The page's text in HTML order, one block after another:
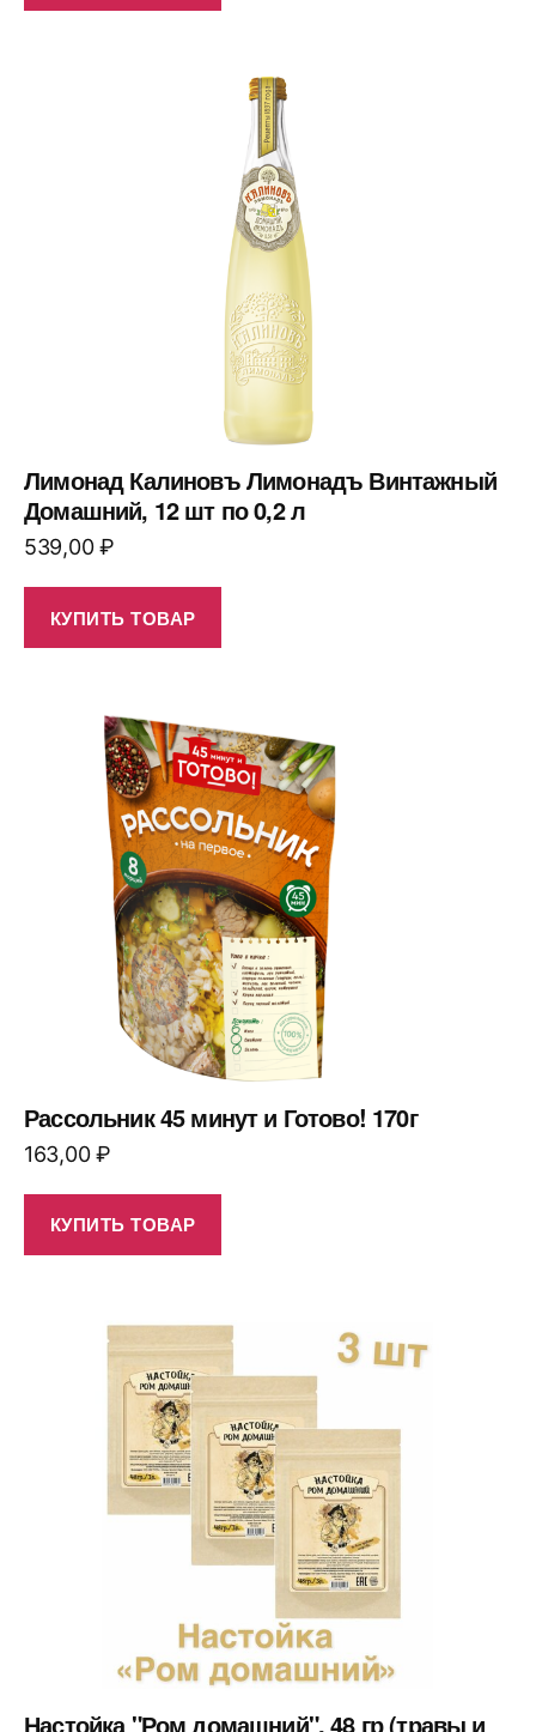
Лимонад Калиновъ Лимонадъ Винтажный
Домашний, 12 шт по 0,2 л
539,00₽
КУПИТЬ ТОВАР
Рассольник 45 минут и Готово! 170г
163,00₽
КУПИТЬ ТОВАР
Настойка "Ром домашний", 48 гр (травы и